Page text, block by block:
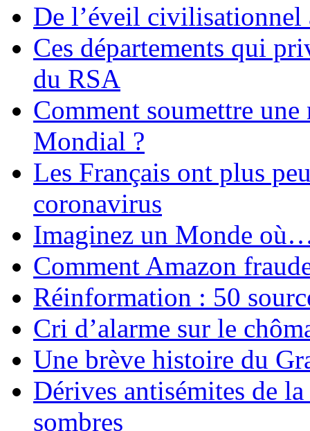
De l’éveil
Ces départements qui
du RSA
Comment soumettre
Mondial ?
Les Français ont plus
coronavirus
Imaginez un Monde
Comment Amazon
Réinformation : 50
Cri d’alarme sur le
Une brève histoire du
Dérives antisémites de
sombres